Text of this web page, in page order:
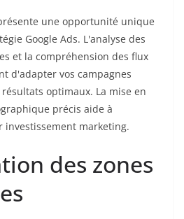
une opportunité unique
Google Ads. L'analyse des
et la compréhension des flux
d'adapter vos campagnes
optimaux. La mise en
précis aide à
marketing.
des zones